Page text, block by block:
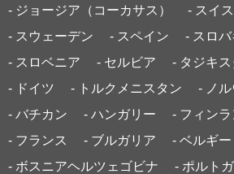
- ジョージア（コーカサス）
- スイス
- スウェーデン
- スペイン
- スロバ
- スロベニア
- セルビア - タジキス
- ドイツ
- トルクメニスタン
- ノ
- バチカン
- ハンガリー
- フィンラ
- フランス
- ブルガリア - ベルギー
- ボスニアヘルツェゴビナ
- ポルト